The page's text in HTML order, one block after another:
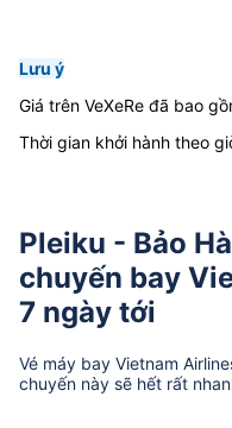
Lưu ý
Giá trên VeXeRe đã bao
Thời gian khởi hành theo
Pleiku - Bảo
chuyến bay
7 ngày tới
Vé máy bay Vietnam
chuyến này sẽ hết rất